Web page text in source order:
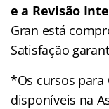
e a Revisão
Gran está
Satisfação
*Os cursos para
disponíveis na